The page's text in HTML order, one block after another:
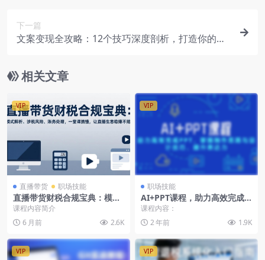
下一篇
文案变现全攻略：12个技巧深度剖析，打造你的赚
相关文章
VIP
直播带货 职场技能
直播带货财税合规宝典：模式
解析、涉税风险、账务处理，
一堂课搞懂，让直播生意稳赚
不赔
课程内容简介
6 月前
2.6K
VIP
职场技能
AI+PPT课程，助力高效完成P
PT，掌握制作思路与设计技
巧，提升表达力
课程内容：
2 年前
1.9K
VIP VIP